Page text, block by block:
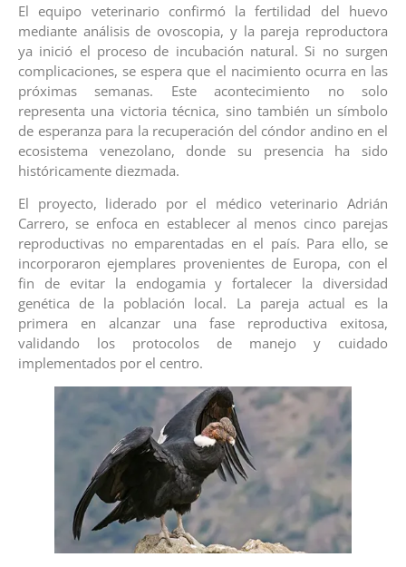
El equipo veterinario confirmó la fertilidad del huevo
mediante análisis de ovoscopia, y la pareja reproductora
ya inició el proceso de incubación natural. Si no surgen
complicaciones, se espera que el nacimiento ocurra en las
próximas semanas. Este acontecimiento no solo
representa una victoria técnica, sino también un símbolo
de esperanza para la recuperación del cóndor andino en el
ecosistema venezolano, donde su presencia ha sido
históricamente diezmada.
El proyecto, liderado por el médico veterinario Adrián
Carrero, se enfoca en establecer al menos cinco parejas
reproductivas no emparentadas en el país. Para ello, se
incorporaron ejemplares provenientes de Europa, con el
fin de evitar la endogamia y fortalecer la diversidad
genética de la población local. La pareja actual es la
primera en alcanzar una fase reproductiva exitosa,
validando los protocolos de manejo y cuidado
implementados por el centro.